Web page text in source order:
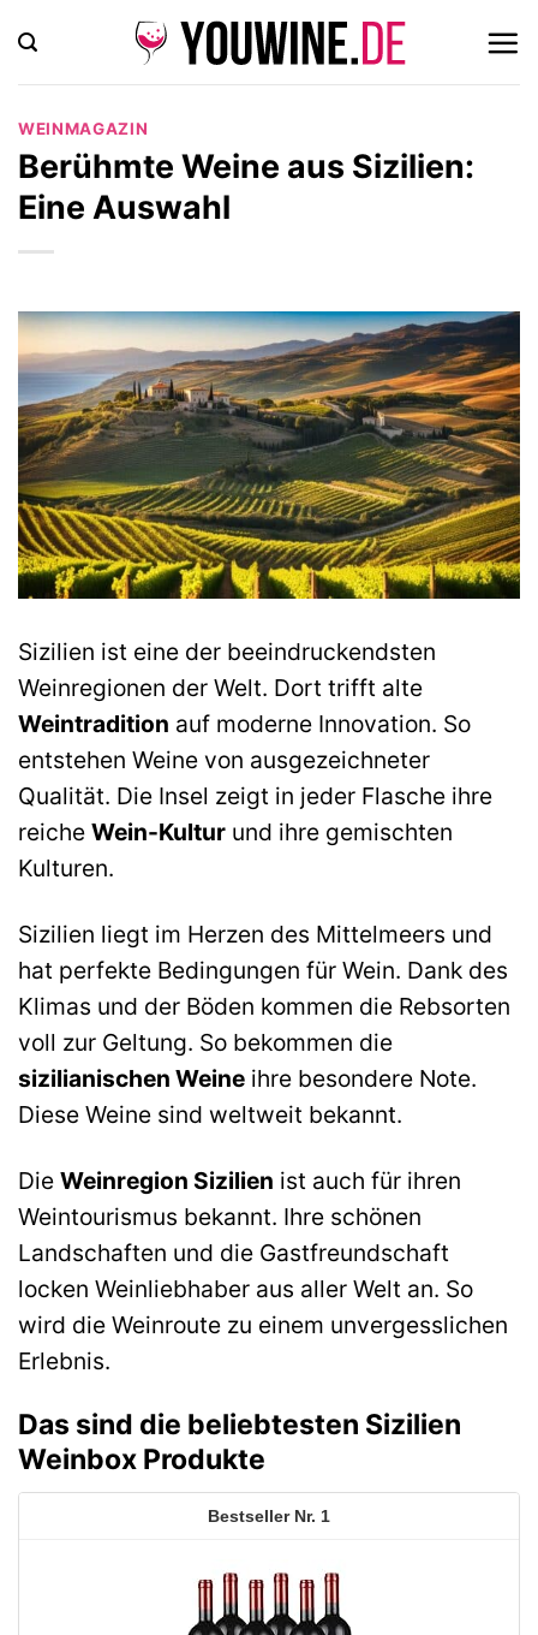
Inhalt
springen
WEINMAGAZIN
Berühmte Weine aus Sizilien:
Eine Auswahl
Sizilien ist eine der beeindruckendsten
Weinregionen der Welt. Dort trifft alte
Weintradition auf moderne Innovation. So
entstehen Weine von ausgezeichneter
Qualität. Die Insel zeigt in jeder Flasche ihre
reiche Wein-Kultur und ihre gemischten
Kulturen.
Sizilien liegt im Herzen des Mittelmeers und
hat perfekte Bedingungen für Wein. Dank des
Klimas und der Böden kommen die Rebsorten
voll zur Geltung. So bekommen die
sizilianischen Weine ihre besondere Note.
Diese Weine sind weltweit bekannt.
Die Weinregion Sizilien ist auch für ihren
Weintourismus bekannt. Ihre schönen
Landschaften und die Gastfreundschaft
locken Weinliebhaber aus aller Welt an. So
wird die Weinroute zu einem unvergesslichen
Erlebnis.
Das sind die beliebtesten Sizilien
Weinbox Produkte
1